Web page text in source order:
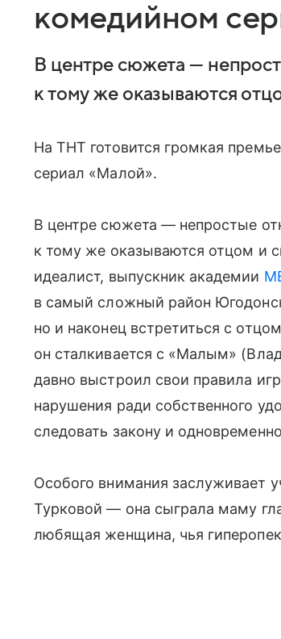
комедийном
В центре сюжета —
к тому же оказываются
На ТНТ готовится громкая
сериал «Малой».
В центре сюжета — непростые
к тому же оказываются отцом
идеалист, выпускник академии
в самый сложный район
но и наконец встретиться с
он сталкивается с «Малым»
давно выстроил свои правила
нарушения ради собственного
следовать закону и
Особого внимания заслуживает
Турковой — она сыграла маму
любящая женщина, чья